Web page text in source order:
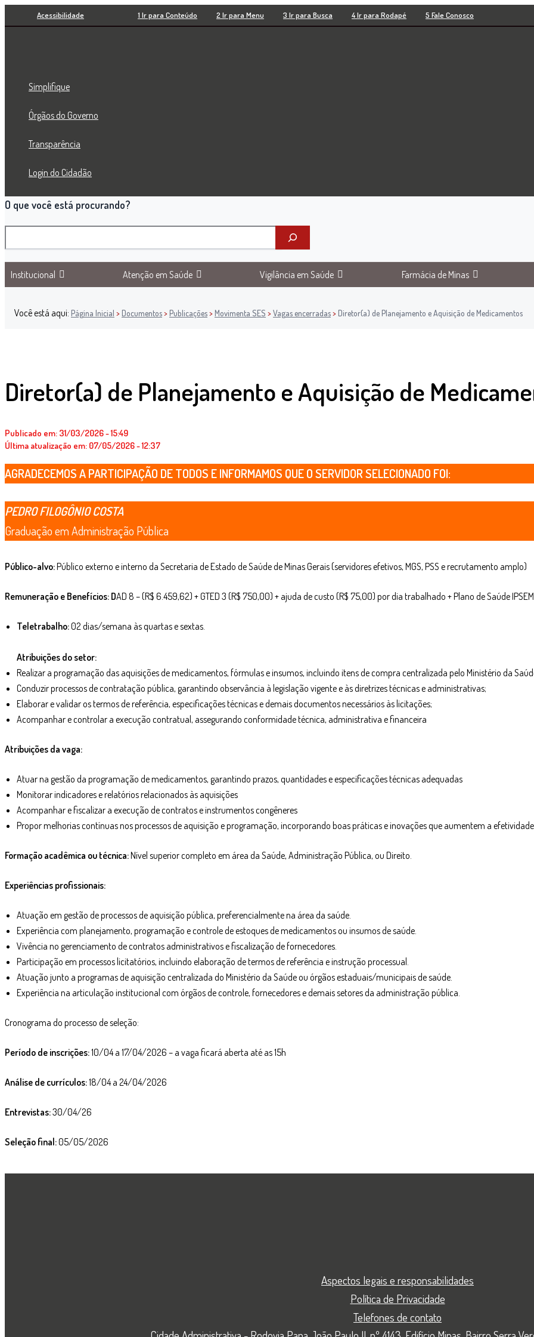
Ir
para
Acessibilidade 1 Ir para Conteúdo 2 Ir para Menu 3 Ir para Busca 4 Ir para Rodapé 5 Fale Conosco
Simplifique
Órgãos do Governo
Transparência
Login do Cidadão
O que você está procurando?
Pesquisar
Institucional Atenção em Saúde Vigilância em Saúde Farmácia de Minas
Você está aqui: Página Inicial >Documentos>Publicações>Movimenta SES >Vagas encerradas>Diretor(a) de Planejamento e Aquisição de Medicamentos
Diretor(a) de Planejamento e Aquisição de
Publicado em: 31/03/2026 - 15:49
Última atualização em: 07/05/2026 - 12:37
AGRADECEMOS A PARTICIPAÇÃO DE TODOS E INFORMAMOS QUE O SERVIDOR SELECIONADO FOI:
PEDRO FILOGÔNIO COSTA
Graduação em Administração Pública
Público-alvo:Público externo e interno da Secretaria de Estado de Saúde de Minas Gerais (servidores efetivos, MGS, PSS e recrutamento amplo)
Remuneração e Benefícios: DAD 8 – (R$ 6.459,62) + GTED 3 (R$ 750,00) + ajuda de custo (R$ 75,00) por dia trabalhado + Plano de Saúde
Teletrabalho:02 dias/semana às quartas e sextas.
Atribuições do setor:
Realizar a programação das aquisições de medicamentos, fórmulas e insumos, incluindo itens de compra centralizada pelo Ministério da
Conduzir processos de contratação pública, garantindo observância à legislação vigente e às diretrizes técnicas e administrativas;
Elaborar e validar os termos de referência, especificações técnicas e demais documentos necessários às licitações;
Acompanhar e controlar a execução contratual, assegurando conformidade técnica, administrativa e financeira
Atribuições da vaga:
Atuar na gestão da programação de medicamentos, garantindo prazos, quantidades e especificações técnicas adequadas
Monitorar indicadores e relatórios relacionados às aquisições
Acompanhar e fiscalizar a execução de contratos e instrumentos congêneres
Propor melhorias contínuas nos processos de aquisição e programação, incorporando boas práticas e inovações que aumentem a
Formação acadêmica ou técnica:Nível superior completo em área da Saúde, Administração Pública, ou Direito.
Experiências profissionais:
Atuação em gestão de processos de aquisição pública, preferencialmente na área da saúde.
Experiência com planejamento, programação e controle de estoques de medicamentos ou insumos de saúde.
Vivência no gerenciamento de contratos administrativos e fiscalização de fornecedores.
Participação em processos licitatórios, incluindo elaboração de termos de referência e instrução processual.
Atuação junto a programas de aquisição centralizada do Ministério da Saúde ou órgãos estaduais/municipais de saúde.
Experiência na articulação institucional com órgãos de controle, fornecedores e demais setores da administração pública.
Cronograma do processo de seleção:
Período de inscrições:10/04 a 17/04/2026 – a vaga ficará aberta até as 15h
Análise de currículos:18/04 a 24/04/2026
Entrevistas:30/04/26
Seleção final:05/05/2026
Aspectos legais e responsabilidades
Política de Privacidade
Telefones de contato